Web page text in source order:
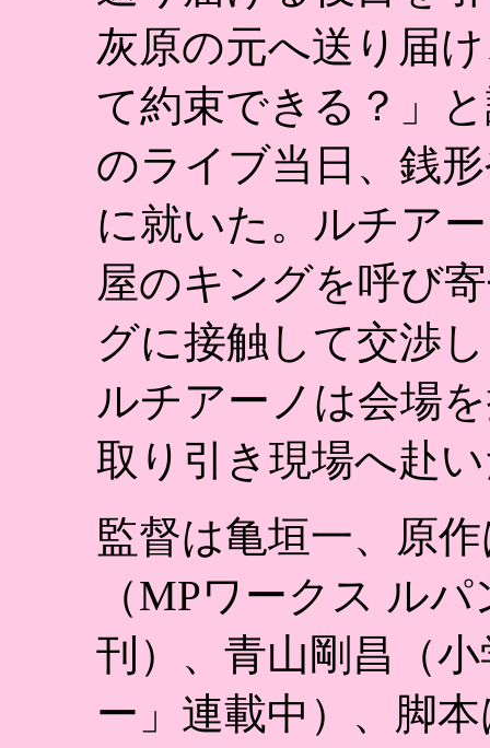
灰原の元へ送り届
て約束できる？」
のライブ当日、銭
に就いた。ルチア
屋のキングを呼び
グに接触して交渉
ルチアーノは会場
取り引き現場へ赴
監督は亀垣一、原
（MPワークス ル
刊）、青山剛昌（
ー」連載中）、脚